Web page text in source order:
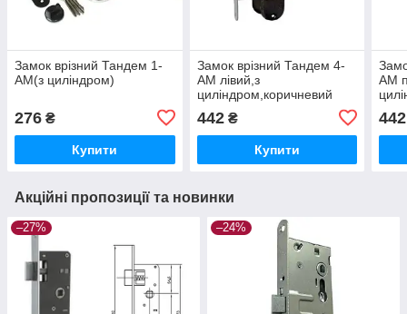
Замок врізний Тандем 1-
АМ(з циліндром)
276 ₴
Купити
Замок врізний Тандем 4-
АМ лівий,з
циліндром,коричневий
442₴
Купити
АМ
442
Акційні пропозиції та новинки
–27% –24%